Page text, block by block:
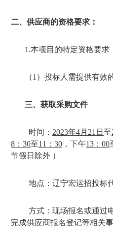
二、供应商的资格要求：
1.本项目的特定资格要求
（1 ）投标人需提供有效
三、获取采购文件
时间： 2023年4月 21 日 至
8 ： 30至11 ： 30 ，下午13 ： 00
节假日除外 ）
地点： 辽宁宏运招投标
方式： 现场报名或通过
完成供应商报名登记等相关